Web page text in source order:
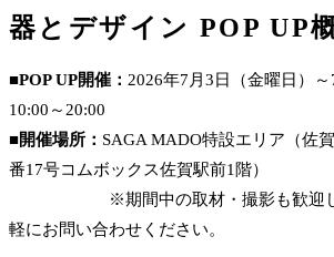
器とデザイン POP UP
■POP UP開催： 2026年7月3日（金曜日）～
10:00～20:00
■開催場所： SAGA MADO特設エリア（佐
番17号コムボックス佐賀駅前1階）
※期間中の取材・撮影も歓迎して
軽にお問い合わせください。